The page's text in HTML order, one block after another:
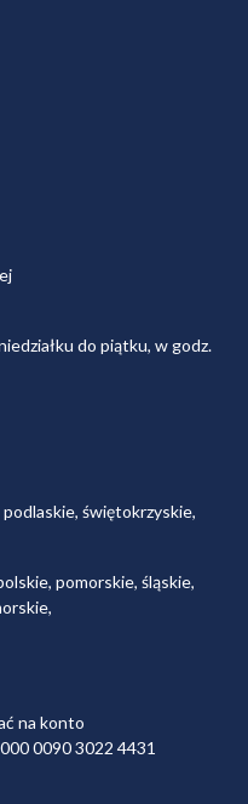
do piątku, w godz.
świętokrzyskie,
pomorskie, śląskie,
na konto
0090 3022 4431